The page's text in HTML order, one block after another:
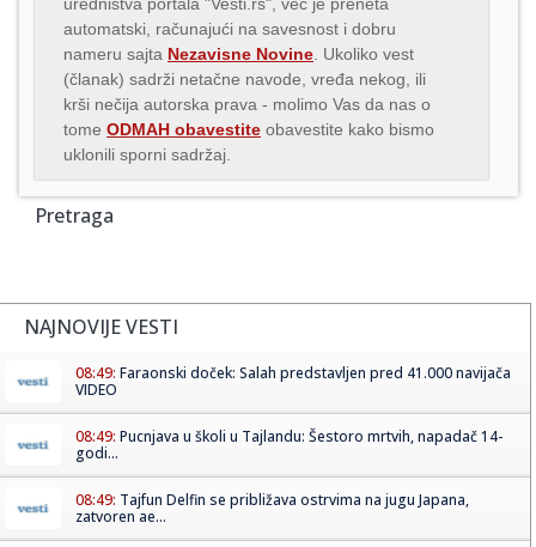
automatski, računajući na savesnost i dobru
nameru sajta Nezavisne Novine . Ukoliko vest
(članak) sadrži netačne navode, vređa nekog, ili
krši nečija autorska prava - molimo Vas da nas o
tome ODMAH obavestite obavestite kako bismo
uklonili sporni sadržaj.
Pretraga
NAJNOVIJE VESTI
08:49: Faraonski doček: Salah predstavljen pred 41.000 navijača
VIDEO
08:49: Pucnjava u školi u Tajlandu: Šestoro mrtvih, napadač 14-
godi...
08:49: Tajfun Delfin se približava ostrvima na jugu Japana,
zatvoren ae...